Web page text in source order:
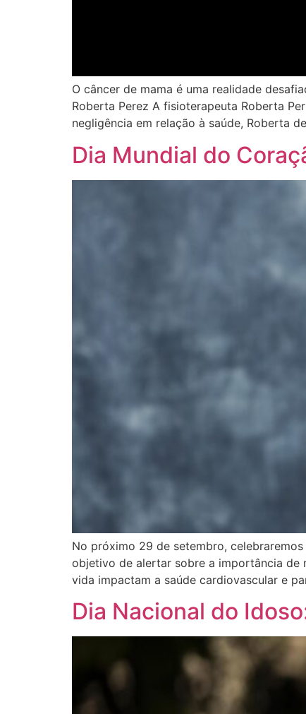
O câncer de mama é uma realidade
Roberta Perez A fisioterapeuta Roberta
negligência em relação à saúde, Roberta
Dia Mundial do
No próximo 29 de setembro,
objetivo de alertar sobre a importância de
vida impactam a saúde cardiovascular e
Dia Nacional do